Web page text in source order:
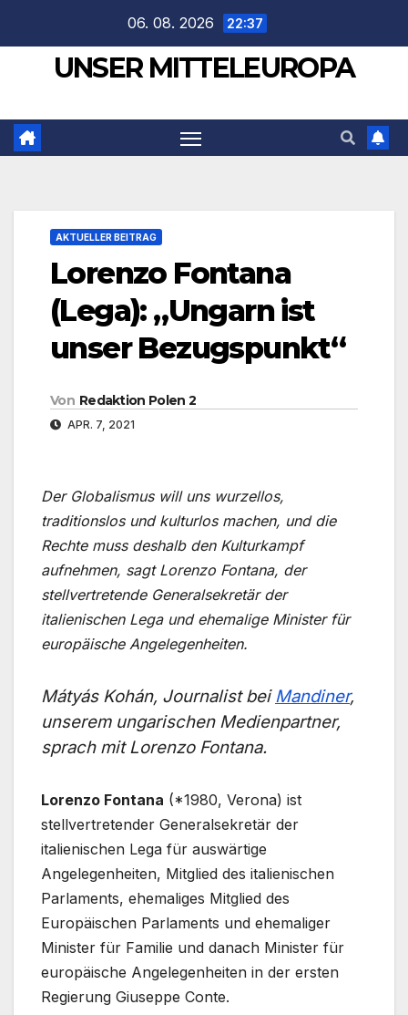
springen
06. 08. 2026 22:37
UNSER MITTELEUROPA
AKTUELLER BEITRAG
Lorenzo Fontana
(Lega): „Ungarn ist
unser Bezugspunkt“
Von Redaktion Polen 2
APR. 7, 2021
Der Globalismus will uns wurzellos,
traditionslos und kulturlos machen, und die
Rechte muss deshalb den Kulturkampf
aufnehmen, sagt Lorenzo Fontana, der
stellvertretende Generalsekretär der
italienischen Lega und ehemalige Minister für
europäische Angelegenheiten.
Mátyás Kohán, Journalist beiMandiner,
unserem ungarischen Medienpartner,
sprach mit Lorenzo Fontana.
Lorenzo Fontana (*1980, Verona) ist
stellvertretender Generalsekretär der
italienischen Lega für auswärtige
Angelegenheiten, Mitglied des italienischen
Parlaments, ehemaliges Mitglied des
Europäischen Parlaments und ehemaliger
Minister für Familie und danach Minister für
europäische Angelegenheiten in der ersten
Regierung Giuseppe Conte.